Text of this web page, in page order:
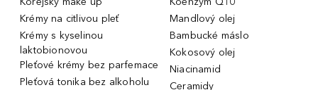
Krémy na citlivou pleť
Krémy s kyselinou
laktobionovou
Pleťové krémy bez parfemace
Pleťová tonika bez alkoholu
Mandlový olej
Bambucké máslo
Kokosový olej
Niacinamid
Ceramidy